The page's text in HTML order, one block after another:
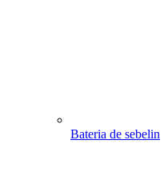
Bateria de sebelin